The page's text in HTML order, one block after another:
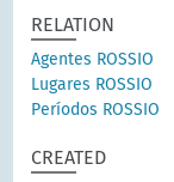
RELATION
Agentes ROSSIO
Lugares ROSSIO
Períodos ROSSIO
CREATED